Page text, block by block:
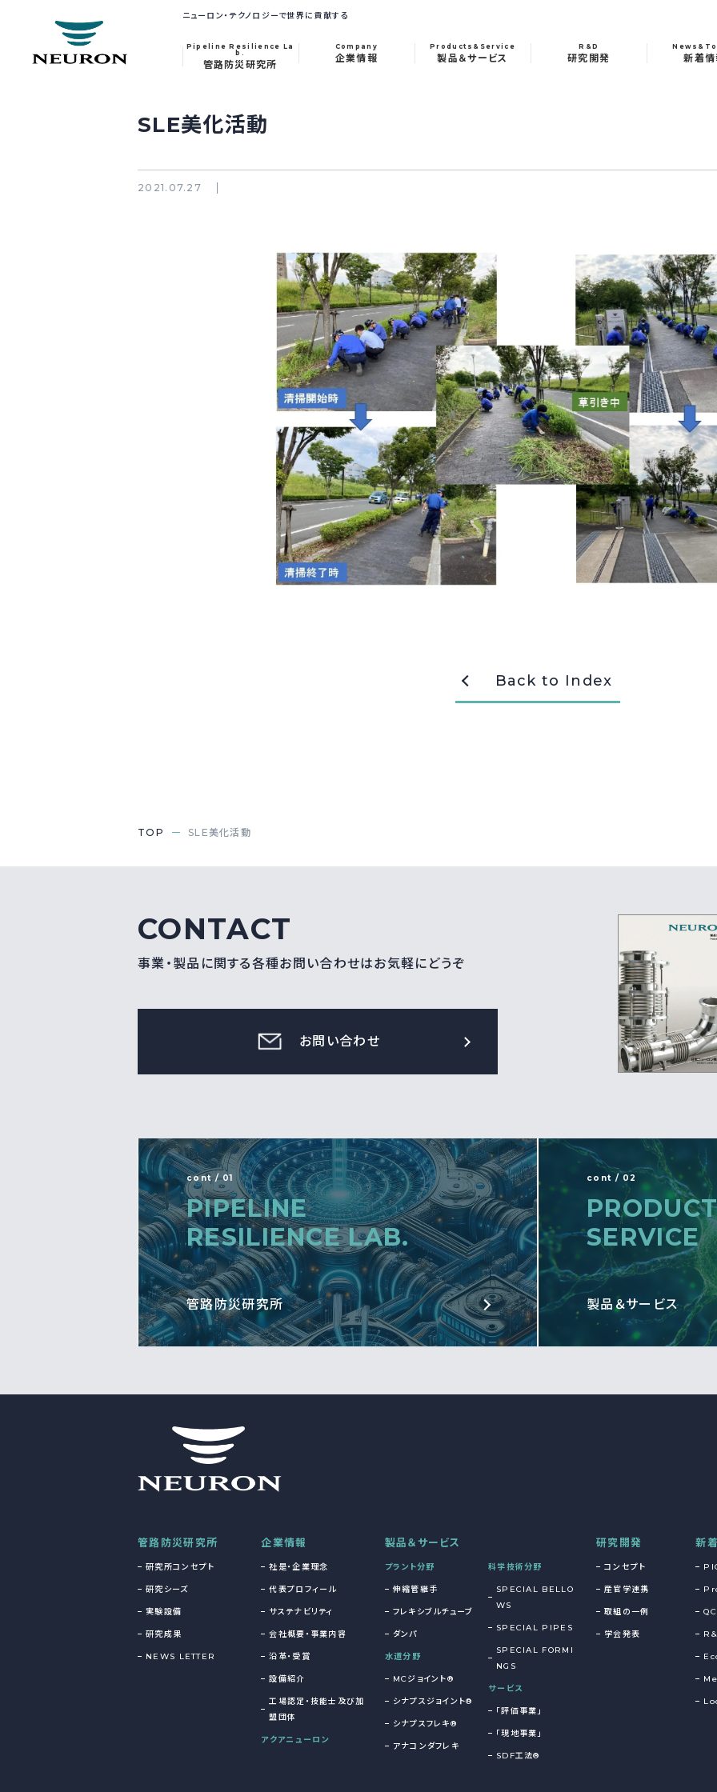
ニューロン・テクノロジーで世界に貢献する
Pipeline Resilience La
b.
管路防災研究所
Company
企業情報
Products&Service
製品＆サービス
R&D
研究開発 新着
SLE美化活動
2021.07.27
Back to Index
TOP SLE美化活動
CONTACT
事業・製品に関する各種お問い合わせはお気軽にどうぞ
お問い合わせ
cont / 01
PIPELINE
RESILIENCE LAB.
管路防災研究所
cont / 02
SERVICE
製品＆サービス
管路防災研究所
研究所コンセプト
研究シーズ
実験設備
研究成果
NEWS LETTER
企業情報
社是・企業理念
代表プロフィール
サステナビリティ
会社概要・事業内容
沿革・受賞
設備紹介
工場認定・技能士及び加
盟団体
アクアニューロン
製品＆サービス
プラント分野
伸縮管継手
フレキシブルチューブ
ダンパ
水道分野
MCジョイント®
シナプスジョイント®
シナプスフレキ®
アナコンダフレキ
科学技術分野
SPECIAL BELLO
WS
SPECIAL PIPES
SPECIAL FORMI
NGS
サービス
「評価事業」
「現地事業」
SDF工法®
研究開発
コンセプト
産官学連携
取組の一例
学会発表
新
QC